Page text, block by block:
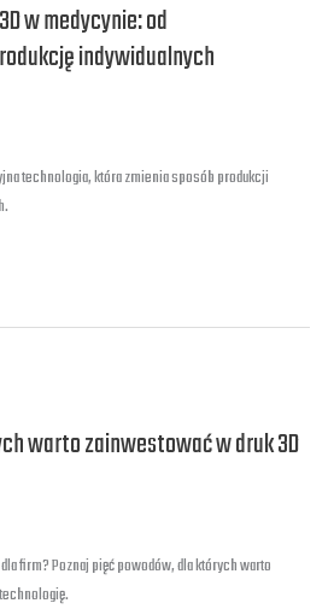
w medycynie: od
indywidualnych
technologia, która zmienia sposób produkcji
warto zainwestować w druk 3D
firm? Poznaj pięć powodów, dla których warto